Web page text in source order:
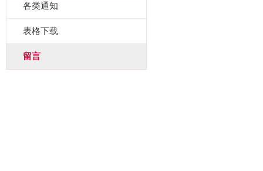
各类通知
表格下载
留言